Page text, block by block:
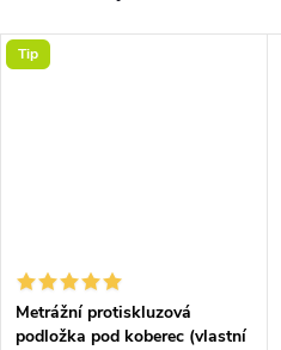
Tip
Metrážní protiskluzová
podložka pod koberec (vlastní